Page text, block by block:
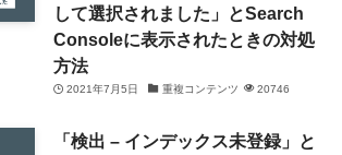
して選択されました」とSearch
Consoleに表示されたときの対処
方法
2021年7月5日 重複コンテンツ 20746
「検出 – インデックス未登録」と